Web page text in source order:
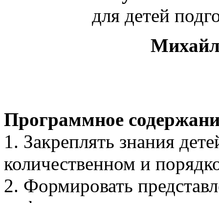
для детей
Программное
1. Закреплять знания
количественном и
2. Формировать